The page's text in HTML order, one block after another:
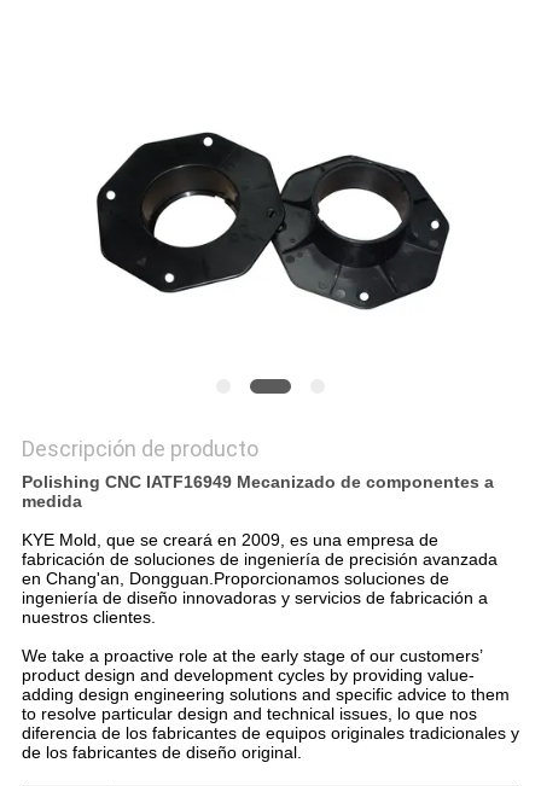
Descripción de producto
Polishing CNC IATF16949 Mecanizado de componentes a
medida
KYE Mold, que se creará en 2009, es una empresa de
fabricación de soluciones de ingeniería de precisión avanzada
en Chang'an, Dongguan.Proporcionamos soluciones de
ingeniería de diseño innovadoras y servicios de fabricación a
nuestros clientes.
We take a proactive role at the early stage of our customers’
product design and development cycles by providing value-
adding design engineering solutions and specific advice to them
to resolve particular design and technical issues, lo que nos
diferencia de los fabricantes de equipos originales tradicionales y
de los fabricantes de diseño original.